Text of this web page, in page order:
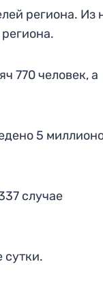
региона. Из
770 человек, а
5
случае
сутки.